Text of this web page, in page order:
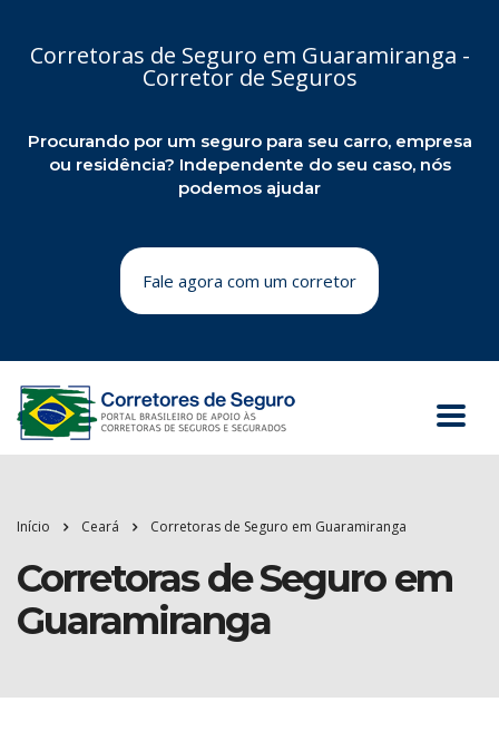
Corretoras de Seguro em Guaramiranga -
Corretor de Seguros
Procurando por um seguro para seu carro, empresa
ou residência? Independente do seu caso, nós
podemos ajudar
Fale agora com um corretor
Início Ceará Corretoras de Seguro em Guaramiranga
Corretoras de Seguro em
Guaramiranga